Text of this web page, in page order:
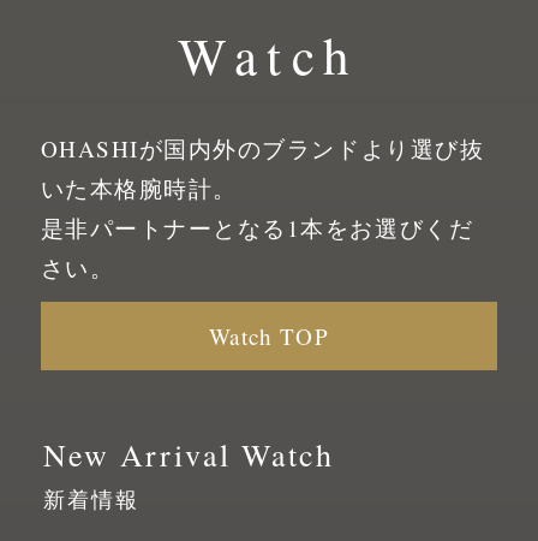
Watch
OHASHIが国内外のブランドより選び抜
いた本格腕時計。
是非パートナーとなる1本をお選びくだ
さい。
Watch TOP
New Arrival Watch
新着情報